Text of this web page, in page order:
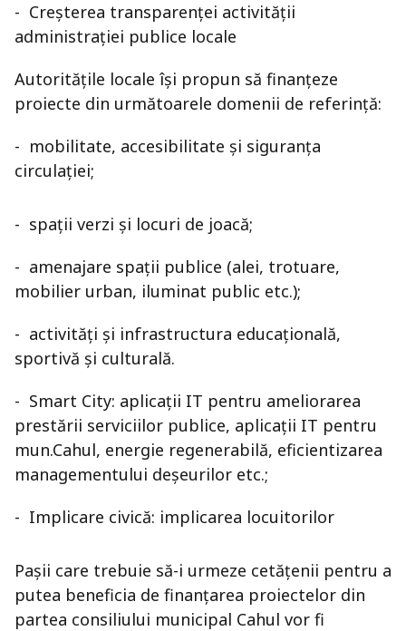
- Creșterea transparenței activității
administraţiei publice locale
Autoritățile locale își propun să finanțeze
proiecte din următoarele domenii de referință:
- mobilitate, accesibilitate şi siguranţa
circulaţiei;
- spații verzi și locuri de joacă;
- amenajare spaţii publice (alei, trotuare,
mobilier urban, iluminat public etc.);
- activităţi şi infrastructura educațională,
sportivă și culturală.
- Smart City: aplicații IT pentru ameliorarea
prestării serviciilor publice, aplicații IT pentru
mun.Cahul, energie regenerabilă, eficientizarea
managementului deșeurilor etc.;
- Implicare civică: implicarea locuitorilor
Pașii care trebuie să-i urmeze cetățenii pentru a
putea beneficia de finanțarea proiectelor din
partea consiliului municipal Cahul vor fi